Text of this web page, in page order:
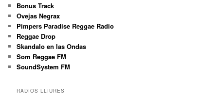
Bonus Track
Ovejas Negrax
Pimpers Paradise Reggae Radio
Reggae Drop
Skandalo en las Ondas
Som Reggae FM
SoundSystem FM
RÀDIOS LLIURES